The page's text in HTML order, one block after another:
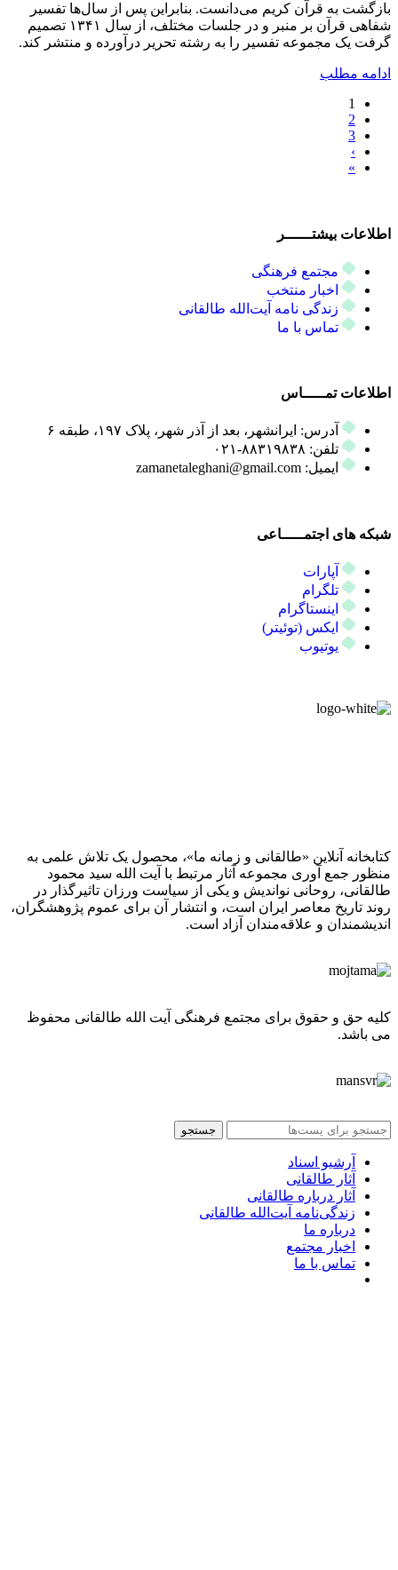
بازگشت به قرآن کریم می‌دانست. بنابراین پس از سال‌ها تفسیر
شفاهی قرآن بر منبر و در جلسات مختلف، از سال ۱۳۴۱ تصمیم
گرفت یک مجموعه تفسیر را به رشته تحریر درآورده و منتشر کند.
ادامه مطلب
1
2
3
›
»
اطلاعات بیشتــــــر
مجتمع فرهنگی
اخبار منتخب
زندگی نامه آیت‌الله طالقانی
تماس با ما
اطلاعات تمـــــاس
آدرس: ایرانشهر، بعد از آذر شهر، پلاک ۱۹۷، طبقه ۶
تلفن: ۸۸۳۱۹۸۳۸-۰۲۱
ایمیل: zamanetaleghani@gmail.com
شبکه های اجتمـــــاعی
آپارات
تلگرام
اینستاگرام
ایکس (توئیتر)
یوتیوب
کتابخانه آنلاین «طالقانی و زمانه ما»، محصول یک تلاش علمی به
منظور جمع آوری مجموعه آثار مرتبط با آیت الله سید محمود
طالقانی، روحانی نواندیش و یکی از سیاست ورزان تاثیرگذار در
روند تاریخ معاصر ایران است، و انتشار آن برای عموم پژوهشگران،
اندیشمندان و علاقه‌مندان آزاد است.
کلیه حق و حقوق برای مجتمع فرهنگی آیت الله طالقانی محفوظ
می باشد.
جستجو
آرشیو اسناد
آثار طالقانی
آثار درباره طالقانی
زندگی‌نامه آیت‌الله طالقانی
درباره ما
اخبار مجتمع
تماس با ما